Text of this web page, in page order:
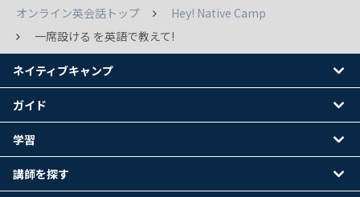
オンライン英会話トップ
Hey! Native Camp
一席設ける を英語で教えて!
ネイティブキャンプ
ガイド
学習
講師を探す